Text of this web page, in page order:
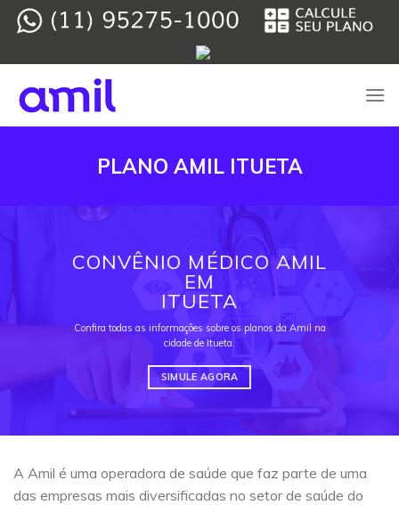
Skip
PLANO AMIL ITUETA
CONVÊNIO MÉDICO AMIL
EM
ITUETA
Confira todas as informações sobre os planos da Amil na
cidade de Itueta.
SIMULE AGORA
A Amil é uma operadora de saúde que faz parte de uma
das empresas mais diversificadas no setor de saúde do